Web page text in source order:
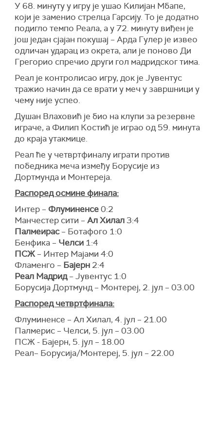
У 68. минуту у игру је ушао Килијан Мбапе,
који је заменио стрелца Гарсију. То је додатно
подигло темпо Реала, а у 72. минуту виђен је
још један сјајан покушај – Арда Гулер је извео
одличан ударaц из окрета, али је поново Ди
Грегорио спречио други гол мадридског тима.
Реал је контролисао игру, док је Јувентус
тражио начин да се врати у меч у завршници у
чему није успео.
Душан Влаховић је био на клупи за резервне
играче, а Филип Костић је играо од 59. минута
до краја утакмице.
Реал ће у четвртфиналу играти против
победника меча између Борусије из
Дортмунда и Монтереја.
Распоред осмине финала:
Интер – Флуминенсе0:2
Манчестер сити – Ал Хилал 3:4
Палмеирас – Ботафого 1:0
Бенфика – Челси 1:4
ПСЖ– Интер Мајами 4:0
Фламенго – Бајерн 2:4
Реал Мадрид– Јувентус 1:0
Борусија Дортмунд – Монтереј, 2. јул – 03.00
Распоред четвртфинала:
Флуминенсе – Ал Хилал, 4. јул – 21.00
Палмерис – Челси, 5. јул – 03.00
ПСЖ - Бајерн, 5. јул – 18.00
Реал– Борусија/Монтереј, 5. јул – 22.00